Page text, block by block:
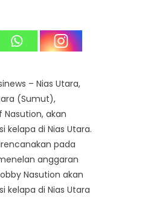
– Nias Utara,
(Sumut),
akan
kelapa di Nias Utara.
pada
anggaran
Nasution akan
kelapa di Nias Utara